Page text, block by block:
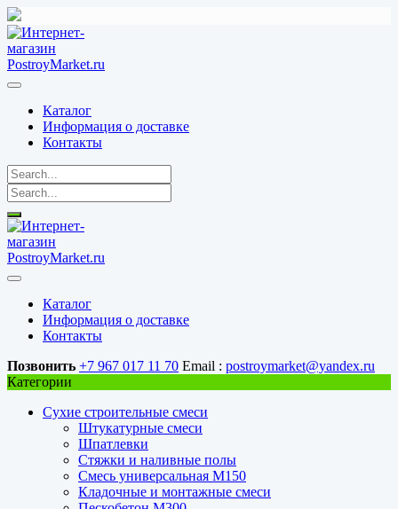
Перейти
к
содержимому
Каталог
Информация о доставке
Контакты
Каталог
Информация о доставке
Контакты
Позвонить +7 967 017 11 70 Email : postroymarket@yandex.ru
Категории
Сухие строительные смеси
Штукатурные смеси
Шпатлевки
Стяжки и наливные полы
Смесь универсальная М150
Кладочные и монтажные смеси